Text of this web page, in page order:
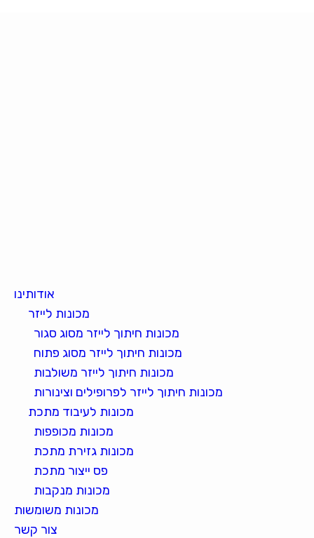
אודותינו
מכונות לייזר
מכונות חיתוך לייזר מסוג סגור
מכונות חיתוך לייזר מסוג פתוח
מכונות חיתוך לייזר משולבות
מכונות חיתוך לייזר לפרופילים וצינורות
מכונות לעיבוד מתכת
מכונות מכופפות
מכונות גזירת מתכת
פס ייצור מתכת
מכונות מנקבות
מכונות משומשות
צור קשר